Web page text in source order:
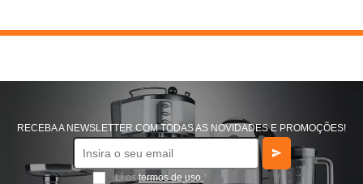
86
RECEBA A NEWSLETTER COM TODAS AS NOVIDADES E PROMOÇÕES!
Li ostermos de uso *